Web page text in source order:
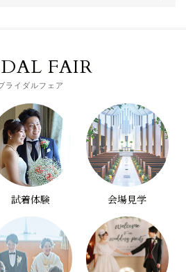
FAIR
ライダルフェア
試着体験 会場見学